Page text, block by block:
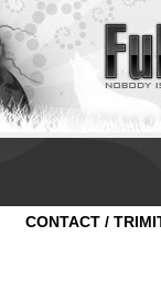
CONTACT /